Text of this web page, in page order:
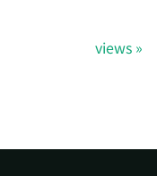
views